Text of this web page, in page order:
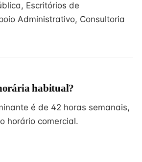
Escritórios de
Administrativo, Consultoria
habitual?
é de 42 horas semanais,
horário comercial.